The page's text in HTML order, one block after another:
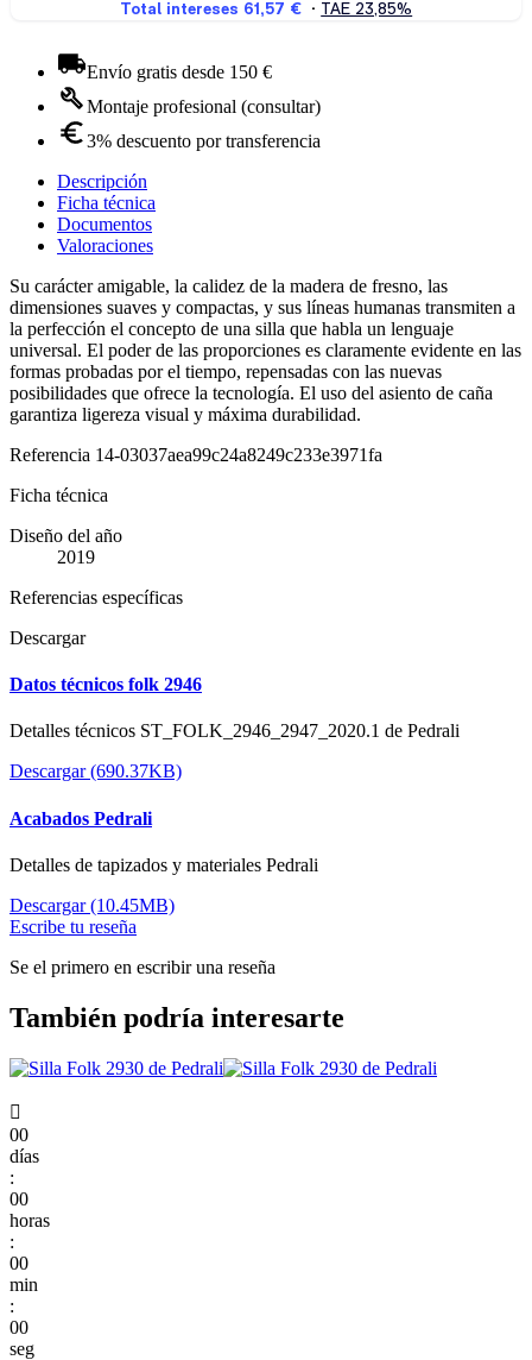
Envío gratis desde 150 €
Montaje profesional (consultar)
3% descuento por transferencia
Descripción
Ficha técnica
Documentos
Valoraciones
Su carácter amigable, la calidez de la madera de fresno, las
dimensiones suaves y compactas, y sus líneas humanas transmiten a
la perfección el concepto de una silla que habla un lenguaje
universal. El poder de las proporciones es claramente evidente en las
formas probadas por el tiempo, repensadas con las nuevas
posibilidades que ofrece la tecnología. El uso del asiento de caña
garantiza ligereza visual y máxima durabilidad.
Referencia 14-03037aea99c24a8249c233e3971fa
Ficha técnica
Diseño del año
2019
Referencias específicas
Descargar
Datos técnicos folk 2946
Detalles técnicos ST_FOLK_2946_2947_2020.1 de Pedrali
Descargar (690.37KB)
Acabados Pedrali
Detalles de tapizados y materiales Pedrali
Descargar (10.45MB)
Escribe tu reseña
Se el primero en escribir una reseña
También podría interesarte

00
días
:
00
horas
:
00
min
:
00
seg